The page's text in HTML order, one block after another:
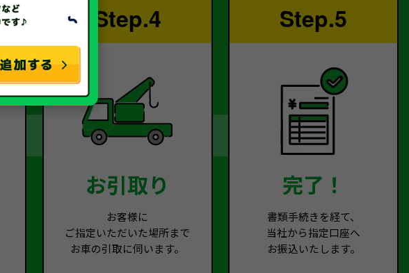
Step.4
お引取り
お客様に
ご指定いただいた場所まで
お車の引取に伺います。
Step.5
完了！
書類手続きを経て、
当社から指定口座へ
お振込いたします。